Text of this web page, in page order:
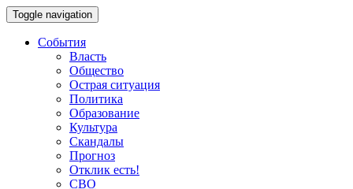
Toggle navigation
События
Власть
Общество
Острая ситуация
Политика
Образование
Культура
Скандалы
Прогноз
Отклик есть!
СВО